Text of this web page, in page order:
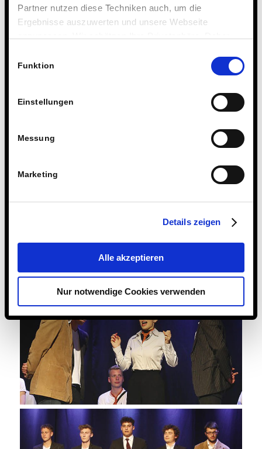
Partner nutzen diese Techniken auch, um die
Ergebnisse auszuwerten und unsere Webseite
Technologien.
Funktion
Einstellungen
Messung
Marketing
Details zeigen
Alle akzeptieren
Nur notwendige Cookies verwenden